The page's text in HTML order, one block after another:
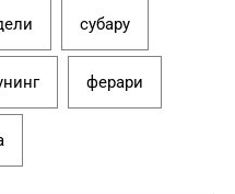
субару
ферари